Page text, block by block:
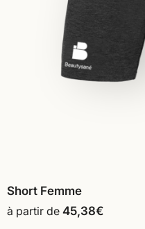
Short Femme
à partir de 45,38€